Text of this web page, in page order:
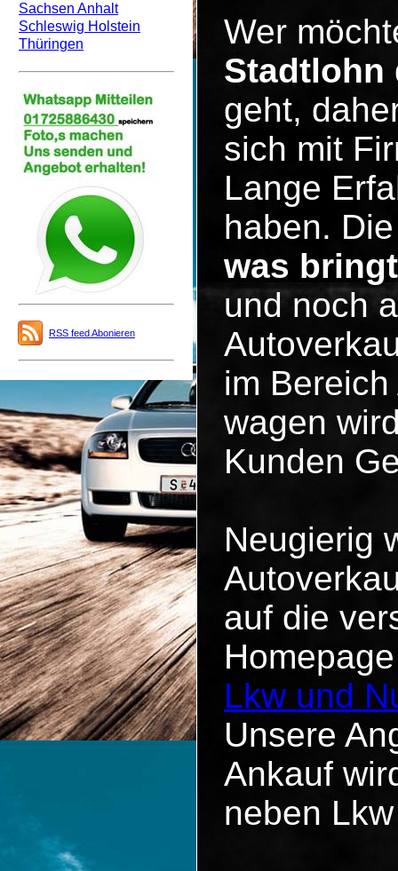
Sachsen Anhalt
Schleswig Holstein
Thüringen
RSS feed Abonieren
Wer
Stadtlohn
geht,
sich mit
Lange
haben.
was
und noch
im
wagen
Kunden
Neugierig
auf die
Lkw und
Unsere
Ankauf
neben